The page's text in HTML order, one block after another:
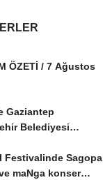
ÖZETİ / 7 Ağustos
Gaziantep
Belediyesi
Festivalinde Sagopa
maNga konser